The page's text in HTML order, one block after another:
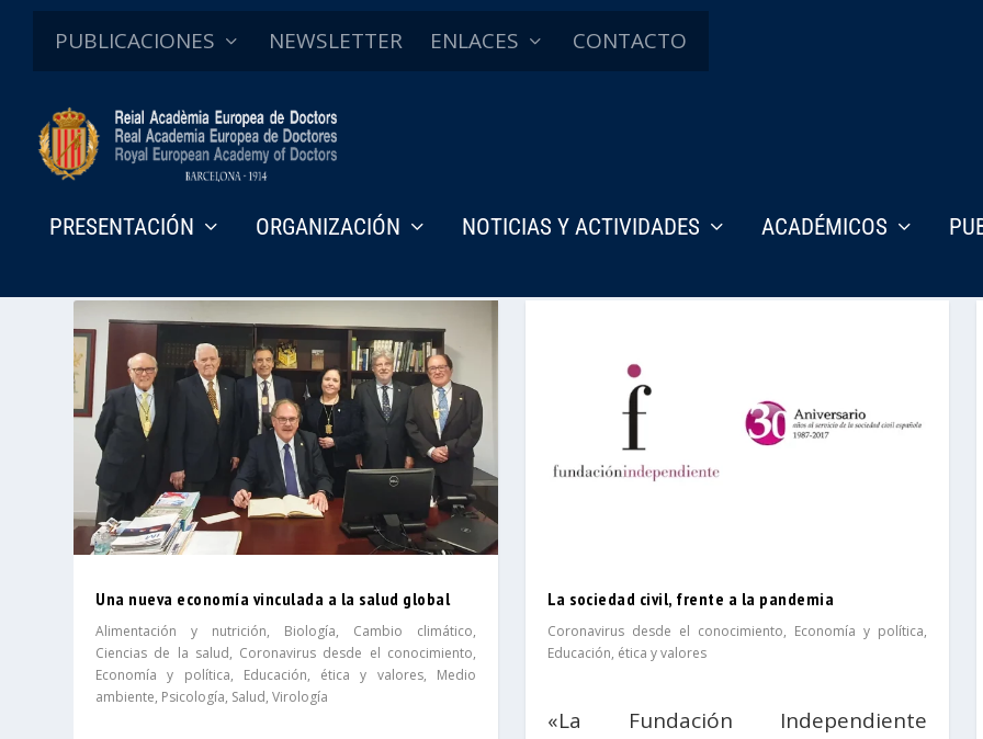
PUBLICACIONES NEWSLETTER ENLACES CONTACTO
PRESENTACIÓN ORGANIZACIÓN NOTICIAS Y ACTIVIDADES ACADÉMICOS
Una nueva economía vinculada a la salud global
Alimentación y nutrición, Biología, Cambio climático,
Ciencias de la salud, Coronavirus desde el conocimiento,
Economía y política, Educación, ética y valores, Medio
ambiente, Psicología, Salud,Virología
La sociedad civil, frente a la pandemia
Coronavirus desde el conocimiento, Economía y política,
Educación, ética y valores
«La Fundación Independiente